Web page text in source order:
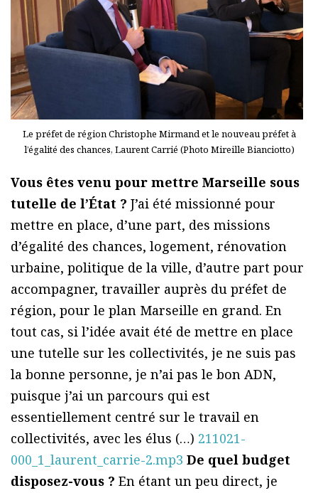
Le préfet de région Christophe Mirmand et le nouveau préfet à
l’égalité des chances, Laurent Carrié (Photo Mireille Bianciotto)
Vous êtes venu pour mettre Marseille sous
tutelle de l’État ? J’ai été missionné pour
mettre en place, d’une part, des missions
d’égalité des chances, logement, rénovation
urbaine, politique de la ville, d’autre part pour
accompagner, travailler auprès du préfet de
région, pour le plan Marseille en grand. En
tout cas, si l’idée avait été de mettre en place
une tutelle sur les collectivités, je ne suis pas
la bonne personne, je n’ai pas le bon ADN,
puisque j’ai un parcours qui est
essentiellement centré sur le travail en
collectivités, avec les élus (…) 211021-
000_1_laurent_carrie-2.mp3 De quel budget
disposez-vous ? En étant un peu direct, je